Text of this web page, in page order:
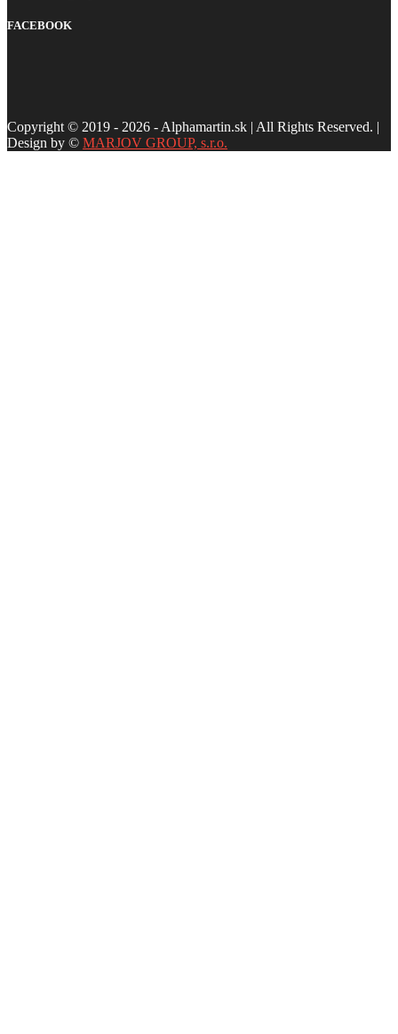
FACEBOOK
Copyright © 2019 - 2026 - Alphamartin.sk | All Rights Reserved. |
Design by © MARJOV GROUP, s.r.o.